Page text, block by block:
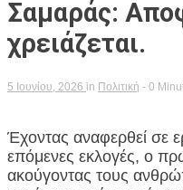
Σαμαράς:
χρειάζεται.
5 Ιουνίου, 2026 in Πολιτική - 0
Έχοντας αναφερθεί σε
επόμενες εκλογές, ο
ακούγοντας τους